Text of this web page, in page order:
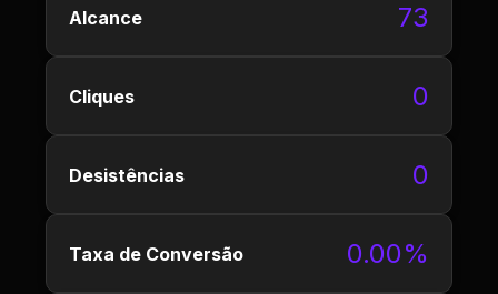
Alcance 73
Cliques 0
Desistências 0
Taxa de Conversão 0.00%